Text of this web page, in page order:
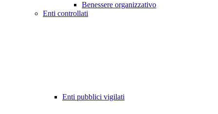
Benessere organizzativo
Enti controllati
Enti pubblici vigilati